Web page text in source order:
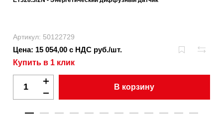
Артикул: 50122729
Цена: 15 054,00 с НДС руб./шт.
Купить в 1 клик
В корзину